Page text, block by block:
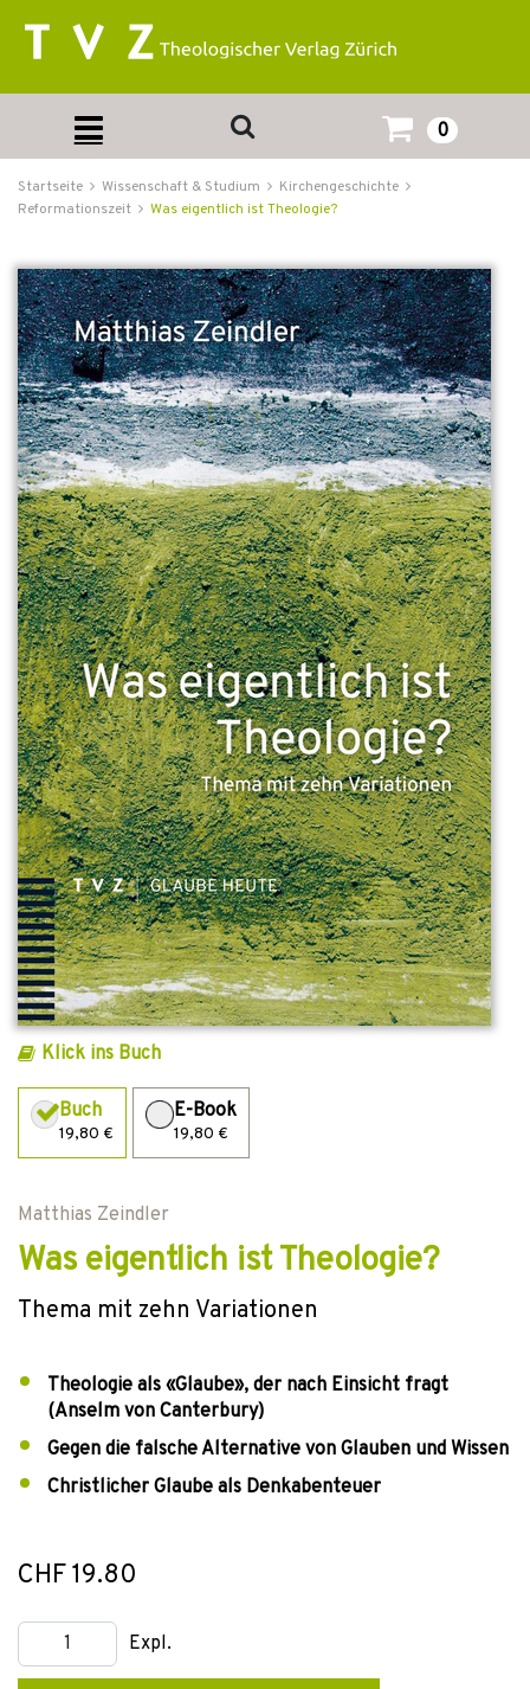
0
Startseite Wissenschaft & Studium
Kirchengeschichte
Reformationszeit
Was eigentlich ist Theologie?
Klick ins Buch
Buch
19,80 €
E-Book
19,80 €
Matthias Zeindler
Was eigentlich ist Theologie?
Thema mit zehn Variationen
Theologie als «Glaube», der nach Einsicht fragt
(Anselm von Canterbury)
Gegen die falsche Alternative von Glauben und Wissen
Christlicher Glaube als Denkabenteuer
CHF 19.80
Expl.